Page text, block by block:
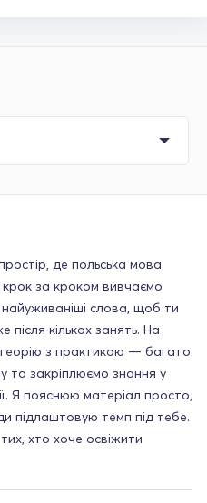
де польська мова
за кроком вивчаємо
слова, щоб ти
після кількох занять. На
з практикою — багато
та закріплюємо знання у
Я пояснюю матеріал просто,
підлаштовую темп під тебе.
хто хоче освіжити